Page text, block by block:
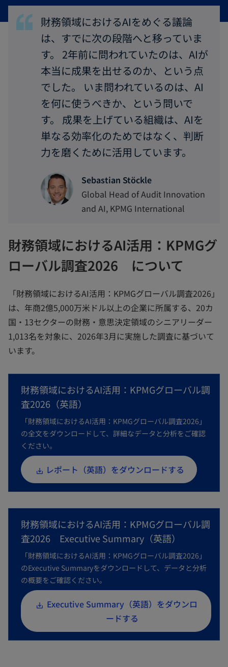
財務領域におけるAIをめぐる議論
は、すでに次の段階へと移っていま
す。 2年前に問われていたのは、AIが
本当に成果を出せるのか、という点
でした。 いま問われているのは、AI
を何に使うべきか、という問いで
す。 成果を上げている組織は、AIを
単なる効率化のためではなく、判断
力を磨くために活用しています。
Sebastian Stöckle
Global Head of Audit Innovation
and AI, KPMG International
財務領域におけるAI活用：KPMGグ
ローバル調査2026 について
「財務領域におけるAI活用：KPMGグローバル調査2026」
は、年商2億5,000万米ドル以上の企業に所属する、20カ
国・13セクターの財務・意思決定領域のシニアリーダー
1,013名を対象に、2026年3月に実施した調査に基づいて
います。
財務領域におけるAI活用：KPMGグローバル調
査2026（英語）
「財務領域におけるAI活用：KPMGグローバル調査2026」
の全文をダウンロードして、詳細なデータと分析をご確認
ください。
レポート（英語）をダウンロードする
新
し
タ
ブ
で
開
く
財務領域におけるAI活用：KPMGグローバル調
査2026 Executive Summary（英語）
「財務領域におけるAI活用：KPMGグローバル調査2026」
のExecutive Summaryをダウンロードして、データと分析
の概要をご確認ください。
Executive Summary（英語）をダウンロ
ードする
新
し
い